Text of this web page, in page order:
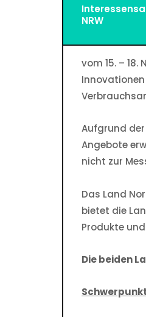
NRW
vom 15. –
Aufgrund der
Angebote
nicht zur
Das Land
bietet die
Produkte
Die beiden